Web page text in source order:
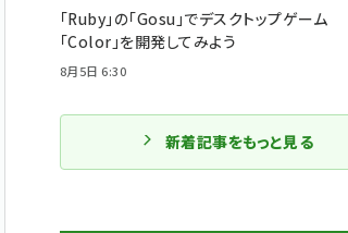
「Ruby」の「Gosu」でデスクトップゲーム
「Color」を開発してみよう
8月5日 6:30
新着記事をもっと見る